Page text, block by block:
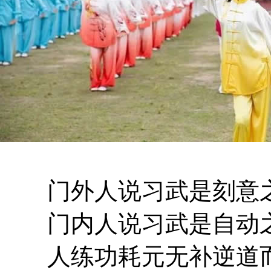
门外人说习武是刻意
门内人说习武是自动
人练功耗元无补逆道